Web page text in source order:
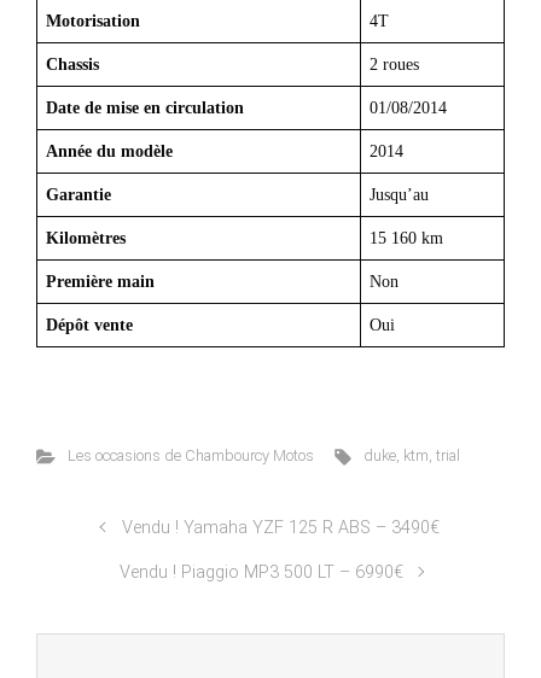
Motorisation 4T
Chassis 2 roues
Date de mise en circulation 01/08/2014
Année du modèle 2014
Garantie Jusqu’au
Kilomètres 15 160 km
Première main Non
Dépôt vente Oui
Les occasions de Chambourcy Motos duke, ktm,trial
Vendu ! Yamaha YZF 125 R ABS – 3490€
Vendu ! Piaggio MP3 500 LT – 6990€